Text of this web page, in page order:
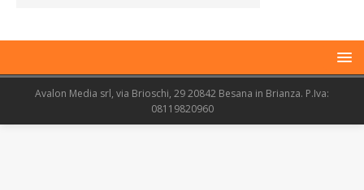
Avalon Media srl, via Brioschi, 29 20842 Besana in Brianza. P.Iva:
08119820960